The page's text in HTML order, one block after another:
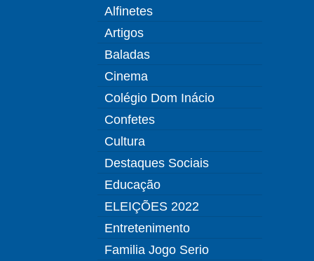
Alfinetes
Artigos
Baladas
Cinema
Colégio Dom Inácio
Confetes
Cultura
Destaques Sociais
Educação
ELEIÇÕES 2022
Entretenimento
Familia Jogo Serio